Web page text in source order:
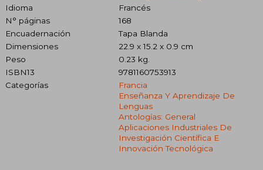
Idioma
Francés
N° páginas
168
Encuadernación
Tapa Blanda
Dimensiones
22.9 x 15.2 x 0.9 cm
Peso
0.23 kg.
ISBN13
9781160753913
Categorías
Francia
Enseñanza Y Aprendizaje De
Lenguas
Antologías: General
Aplicaciones Industriales De
Investigación Científica E
Innovación Tecnológica